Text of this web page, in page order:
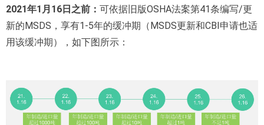
2021年1月16日之前： 可依据旧版OSHA法案第41条编写/更
新的MSDS，享有1-5年的缓冲期（MSDS更新和CBI申请也适
用该缓冲期），如下图所示：